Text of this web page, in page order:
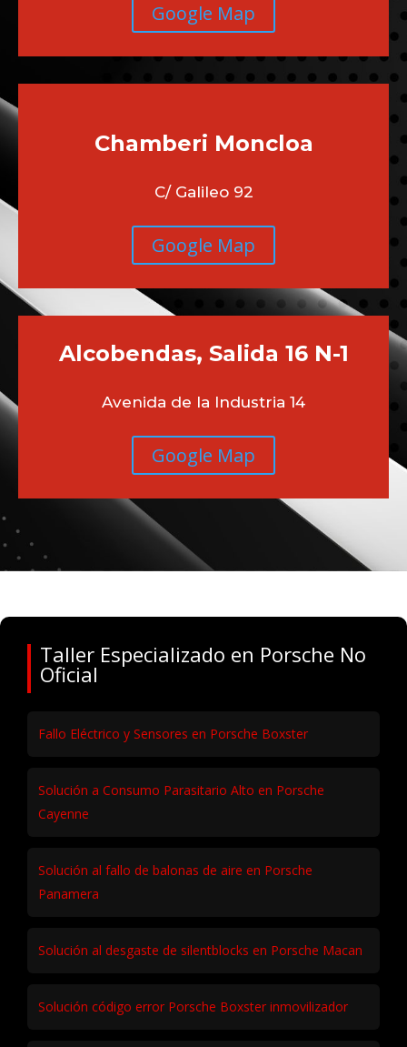
Google Map
Chamberi Moncloa
C/ Galileo 92
Google Map
Alcobendas, Salida 16 N-1
Avenida de la Industria 14
Google Map
Taller Especializado en Porsche No
Oficial
Fallo Eléctrico y Sensores en Porsche Boxster
Solución a Consumo Parasitario Alto en Porsche
Cayenne
Solución al fallo de balonas de aire en Porsche
Panamera
Solución al desgaste de silentblocks en Porsche Macan
Solución código error Porsche Boxster inmovilizador